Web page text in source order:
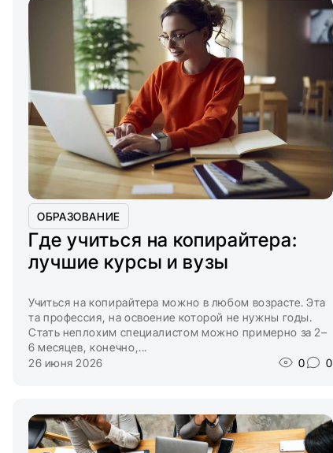
ОБРАЗОВАНИЕ
Где учиться на копирайтера:
лучшие курсы и вузы
Учиться на копирайтера можно в любом возрасте. Эта
та профессия, на освоение которой не нужны годы.
Стать неплохим специалистом можно примерно за 2–
6 месяцев, конечно,...
26 июня 2026
0 0